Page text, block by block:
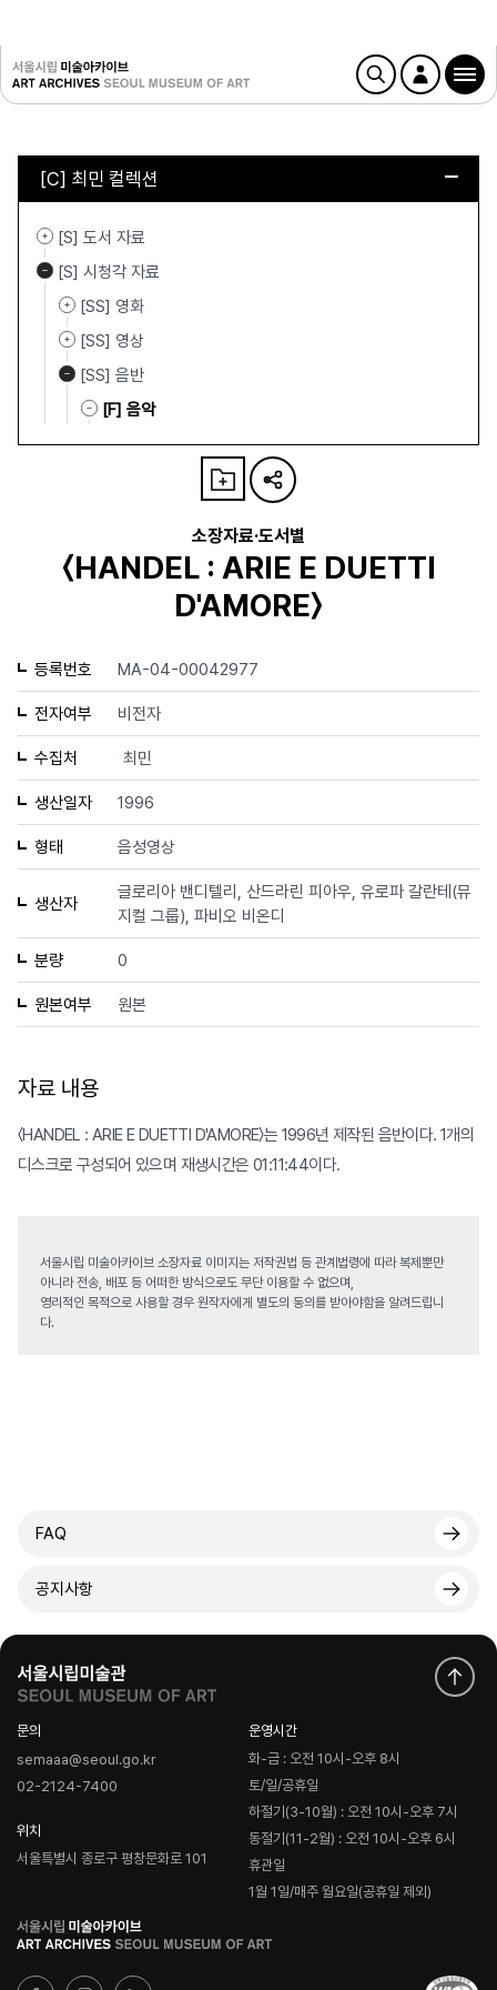
[C] 최민 컬렉션
[S] 도서 자료
[S] 시청각 자료
[SS] 영화
[SS] 영상
[SS] 음반
[F] 음악
소장자료·도서별
〈HANDEL : ARIE E DUETTI
D'AMORE〉
등록번호 MA-04-00042977
전자여부 비전자
수집처 최민
생산일자 1996
형태 음성영상
생산자
글로리아 밴디텔리, 산드라린 피아우, 유로파 갈란테(뮤
지컬 그룹), 파비오 비온디
분량 0
원본여부 원본
자료 내용
〈HANDEL : ARIE E DUETTI D'AMORE〉는 1996년 제작된 음반이다. 1개의
디스크로 구성되어 있으며 재생시간은 01:11:44이다.
서울시립 미술아카이브 소장자료 이미지는 저작권법 등 관계법령에 따라 복제뿐만
아니라 전송, 배포 등 어떠한 방식으로도 무단 이용할 수 없으며,
영리적인 목적으로 사용할 경우 원작자에게 별도의 동의를 받아야함을 알려드립니
다.
FAQ
공지사항
문의
semaaa@seoul.go.kr
02-2124-7400
위치
서울특별시 종로구 평창문화로 101
운영시간
화-금 : 오전 10시-오후 8시
토/일/공휴일
하절기(3-10월) : 오전 10시-오후 7시
동절기(11-2월) : 오전 10시-오후 6시
휴관일
1월 1일/매주 월요일(공휴일 제외)
로
고